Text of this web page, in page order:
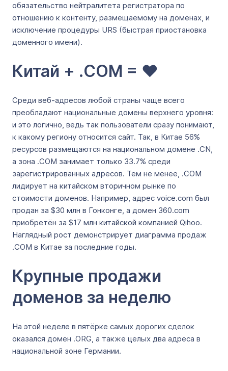
обязательство нейтралитета регистратора по
отношению к контенту, размещаемому на доменах, и
исключение процедуры URS (быстрая приостановка
доменного имени).
Китай + .COM = ❤️
Среди веб-адресов любой страны чаще всего
преобладают национальные домены верхнего уровня:
и это логично, ведь так пользователи сразу понимают,
к какому региону относится сайт. Так, в Китае 56%
ресурсов размещаются на национальном домене .CN,
а зона .COM занимает только 33.7% среди
зарегистрированных адресов. Тем не менее, .COM
лидирует на китайском вторичном рынке по
стоимости доменов. Например, адрес voice.com был
продан за $30 млн в Гонконге, а домен 360.com
приобретён за $17 млн китайской компанией Qihoo.
Наглядный рост демонстрирует диаграмма продаж
.COM в Китае за последние годы.
Крупные продажи
доменов за неделю
На этой неделе в пятёрке самых дорогих сделок
оказался домен .ORG, а также целых два адреса в
национальной зоне Германии.